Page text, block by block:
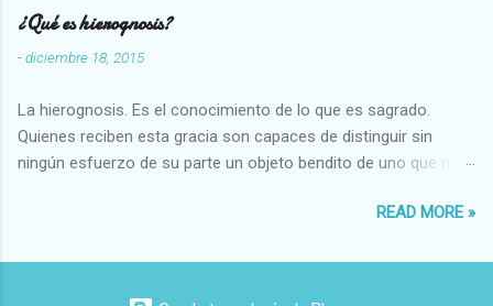
Intelectuales Conocimiento-Error Exacto-Aproximado
Evidente-Probable,etc b) Morales Bueno-malo Bondadoso-
malvado Justo-Injusto Escrupuloso-Relajado Leal-Desleal,etc.
Armonioso-Inarmonioso 4 RELIGIOSOS Santo-Pr...
¿Qué es hierognosis?
-diciembre 18, 2015
La hierognosis. Es el conocimiento de lo que es sagrado.
Quienes reciben esta gracia son capaces de distinguir sin
ningún esfuerzo de su parte un objeto bendito de uno que no
READ MORE »